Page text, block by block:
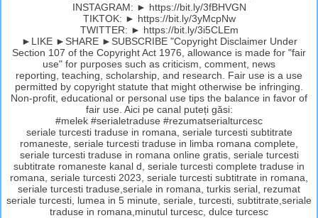
INSTAGRAM: ► https://bit.ly/3fBHVGN
TIKTOK: ► https://bit.ly/3yMcpNw
TWITTER: ► https://bit.ly/3i5CLEm
►LIKE ►SHARE ►SUBSCRIBE "Copyright Disclaimer Under
Section 107 of the Copyright Act 1976, allowance is made for "fair
use" for purposes such as criticism, comment, news
reporting, teaching, scholarship, and research. Fair use is a use
permitted by copyright statute that might otherwise be infringing.
Non-profit, educational or personal use tips the balance in favor of
fair use. Aici pe canal puteți găsi:
#melek #serialetraduse #rezumatserialturcesc
seriale turcesti traduse in romana, seriale turcesti subtitrate
romaneste, seriale turcesti traduse in limba romana complete,
seriale turcesti traduse in romana online gratis, seriale turcesti
subtitrate romaneste kanal d, seriale turcesti complete traduse in
romana, seriale turcesti 2023, seriale turcesti subtitrate in romana,
seriale turcesti traduse,seriale in romana, turkis serial, rezumat
seriale turcesti, lumea in 5 minute, seriale, turcesti, subtitrate,seriale
traduse in romana,minutul turcesc, dulce turcesc